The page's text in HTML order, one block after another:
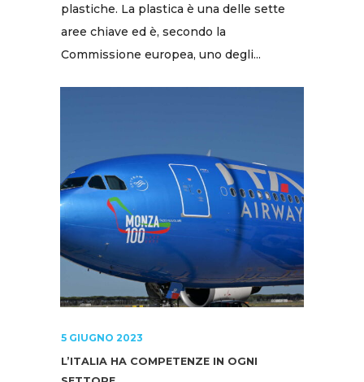
plastiche. La plastica è una delle sette
aree chiave ed è, secondo la
Commissione europea, uno degli...
5 GIUGNO 2023
L’ITALIA HA COMPETENZE IN OGNI